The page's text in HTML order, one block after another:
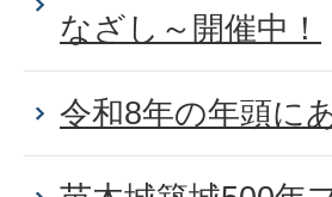
なざし～開催中！
令和8年の年頭に